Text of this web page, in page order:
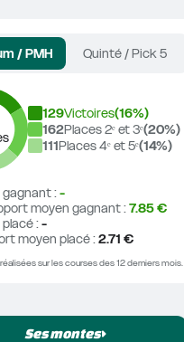
/ PMH Quinté / Pick 5
129Victoires(16%)
162Places 2ᵉ et 3ᵉ(20%)
111Places 4ᵉ et 5ᵉ(14%)
gagnant : -
moyen gagnant : 7.85 €
: -
moyen placé : 2.71 €
sur les courses des 12 derniers mois.
Ses montes